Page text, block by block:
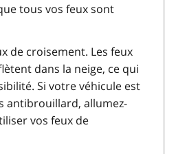
tous vos feux sont
de croisement. Les feux
dans la neige, ce qui
Si votre véhicule est
antibrouillard, allumez-
vos feux de